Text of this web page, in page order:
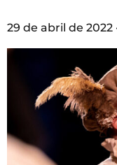
29 de abril de 2022